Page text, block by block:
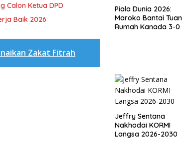
Calon Ketua DPD
Baik 2026
Zakat Fitrah
Piala Dunia 2026:
Maroko Bantai Tuan
Rumah Kanada 3-0
Jeffry Sentana
Nakhodai KORMI
Langsa 2026-2030